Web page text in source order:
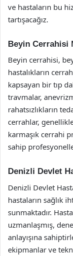
ve hastaların bu
tartışacağız.
Beyin Cerrahisi
Beyin cerrahisi,
hastalıkların
kapsayan bir tıp
travmalar,
rahatsızlıkların
cerrahlar,
karmaşık cerrahi
sahip
Denizli Devlet
Denizli Devlet
hastaların sağlık
sunmaktadır.
uzmanlaşmış,
anlayışına
ekipmanlar ve